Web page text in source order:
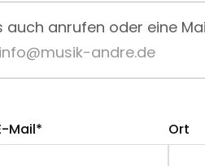
auch anrufen oder eine
info@musik-andre.de
Mail* Ort